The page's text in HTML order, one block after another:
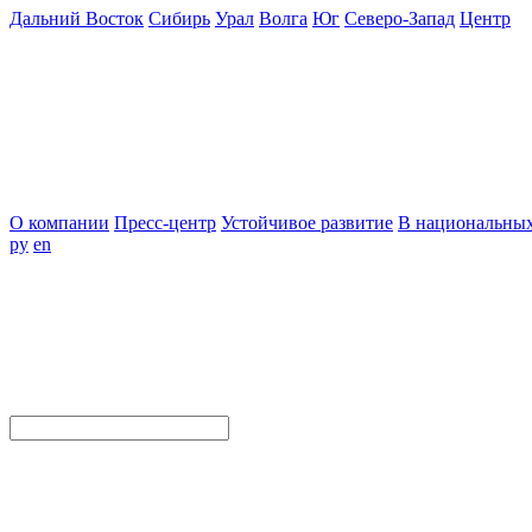
Дальний Восток Сибирь Урал Волга Юг Северо-Запад Центр
О компании Пресс-центр Устойчивое развитие В
ру en